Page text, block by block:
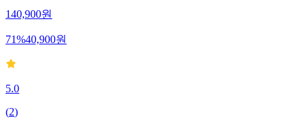
140,900원
71%40,900원
5.0
(2)